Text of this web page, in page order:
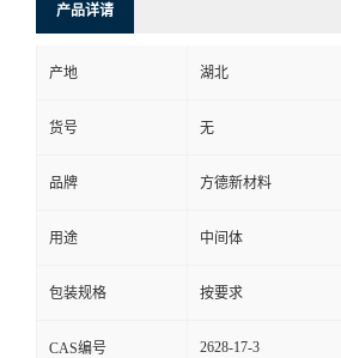
产品详请
产地 湖北
货号 无
品牌 方德新材料
用途 中间体
包装规格 按要求
CAS编号 2628-17-3